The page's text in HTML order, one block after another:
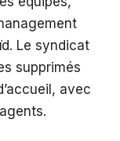
Le syndicat
supprimés
avec